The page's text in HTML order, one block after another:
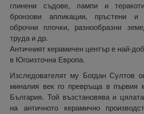
глинени съдове, лампи и
бронзови апликации, пръстени и
оброчни плочки, разнообразни
труда и др.
Античният керамичен център е най-
в Югоизточна Европа.
Изследователят му Богдан Султов
миналия век го превръща в първия
България. Той възстановява и
на античното керамично